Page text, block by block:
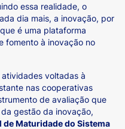
essa realidade, o
dia mais, a inovação, por
é uma plataforma
fomento à inovação no
voltadas à
nas cooperativas
de avaliação que
gestão da inovação,
Maturidade do Sistema